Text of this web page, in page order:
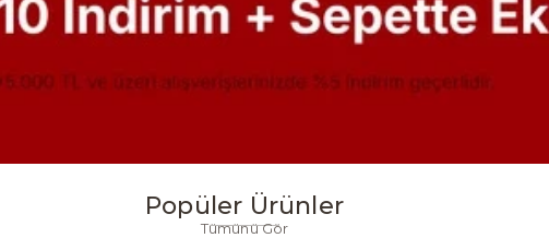
Popüler Ürünler
Tümünü Gör